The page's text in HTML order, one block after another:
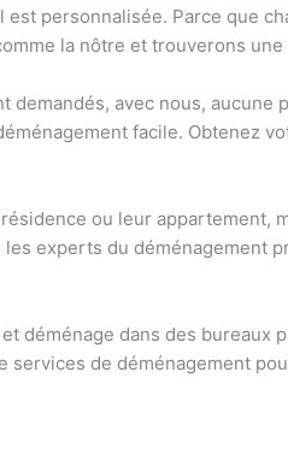
personnalisée. Parce que
la nôtre et trouverons
avec nous,
facile. Obtenez
ou leur
experts du déménagement
déménage dans des bureaux
services de déménagement